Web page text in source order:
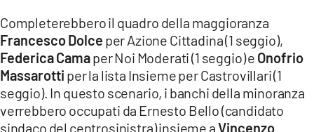
Completerebbero il quadro della maggioranza
Francesco Dolce per Azione Cittadina (1 seggio),
Federica Camaper Noi Moderati (1 seggio) e Onofrio
Massarotti per la lista Insieme per Castrovillari (1
seggio). In questo scenario, i banchi della minoranza
verrebbero occupati da Ernesto Bello (candidato
sindaco del centrosinistra) insieme aVincenzo